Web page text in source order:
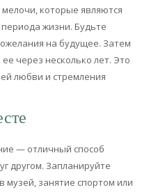
которые являются
жизни. Будьте
на будущее. Затем
через несколько лет. Это
любви и стремления
— отличный способ
другом. Запланируйте
музей, занятие спортом или